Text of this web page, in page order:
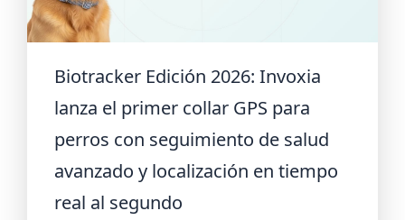
Biotracker Edición 2026: Invoxia
lanza el primer collar GPS para
perros con seguimiento de salud
avanzado y localización en tiempo
real al segundo